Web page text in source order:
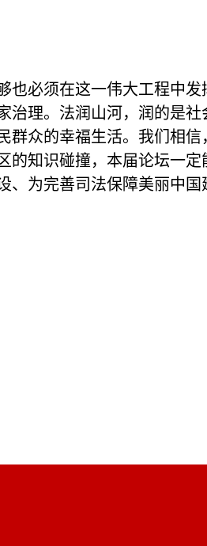
也必须在这一伟大工程中
治理。法润山河，润的是
众的幸福生活。我们相
的知识碰撞，本届论坛一
为完善司法保障美丽中